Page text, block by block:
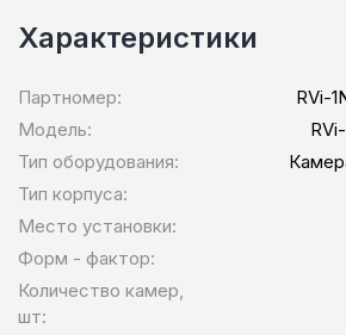
Характеристики
Партномер:
RVi-
Модель:
Тип оборудования:
Тип корпуса:
Место установки:
Форм - фактор:
Количество камер,
шт: